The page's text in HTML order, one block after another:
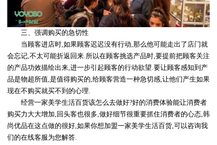
三、强调购买的急切性
当顾客进店时,如果顾客迟迟没有行动,那么他可能走出了店门就
会忘记,不太可能折返回来.所以在顾客挑选产品时,要提前把顾客关注
的产品功效描绘出来,进一步引起顾客的行动欲望.要让顾客感知到产
品是物超所值,是值得购买的,给顾客营造一种急切感,让他们产生如果
现在不购买就买不到的心理.
经营一家美学生活百货该怎么去做好?好的消费体验能让消费者
购买力大大增加,回头客也很多,做好细节很重要抓住消费者的心态,韩
尚优品在这点做的很好,如果你想加盟一家美学生活百货,可以咨询我
们的在线客服为您解答.